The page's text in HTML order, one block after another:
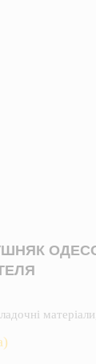
матеріали